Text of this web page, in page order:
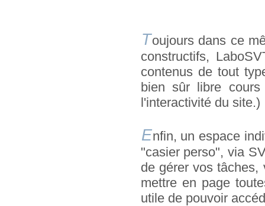
Toujours dans ce
constructifs,
contenus de tout
bien sûr libre
l'interactivité du site.)
Enfin, un espace
"casier perso", via
de gérer vos
mettre en page
utile de pouvoir